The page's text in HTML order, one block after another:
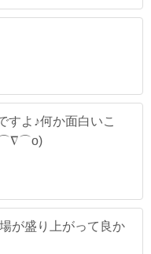
すよ♪何か面白いこ
が盛り上がって良か